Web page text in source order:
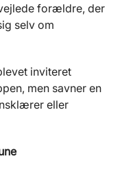
forældre, der
selv om
inviteret
men savner en
eller